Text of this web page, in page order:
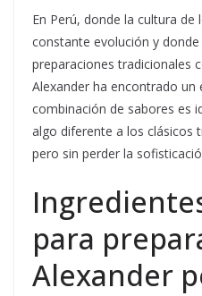
En Perú, donde la cultura de
constante evolución y
preparaciones tradicionales
Alexander ha encontrado un
combinación de sabores es
algo diferente a los clásicos
pero sin perder la
para
Alexander